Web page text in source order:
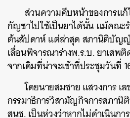
ส่วนความคืบหน้าของการแ
กัญชาไปใช้เป็นยาได้นั้น แม้คณะ
ต้นสัปดาห์ แต่ล่าสุด สภานิติบัญ
เลื่อนพิจารณาร่างพ.ร.บ. ยาเสพ
จากเดิมที่น่าจะเข้าที่ประชุมวันที่
โดยนายสมชาย แสวงการ เ
กรรมาธิการวิสามัญกิจการสภา
สนช. เป็นห่วงว่าหากไม่ดำเนินก